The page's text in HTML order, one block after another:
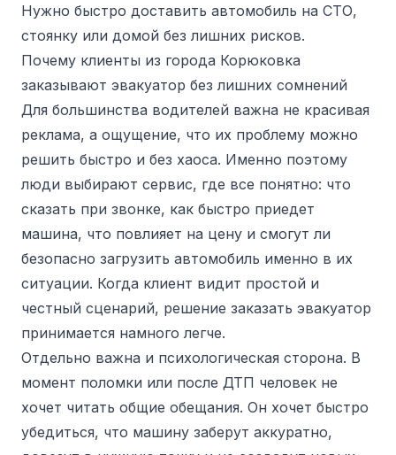
Нужно быстро доставить автомобиль на СТО,
стоянку или домой без лишних рисков.
Почему клиенты из города Корюковка
заказывают эвакуатор без лишних сомнений
Для большинства водителей важна не красивая
реклама, а ощущение, что их проблему можно
решить быстро и без хаоса. Именно поэтому
люди выбирают сервис, где все понятно: что
сказать при звонке, как быстро приедет
машина, что повлияет на цену и смогут ли
безопасно загрузить автомобиль именно в их
ситуации. Когда клиент видит простой и
честный сценарий, решение заказать эвакуатор
принимается намного легче.
Отдельно важна и психологическая сторона. В
момент поломки или после ДТП человек не
хочет читать общие обещания. Он хочет быстро
убедиться, что машину заберут аккуратно,